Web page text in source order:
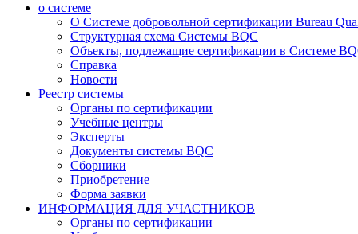
о системе
О Системе добровольной сертификации Bureau
Структурная схема Системы BQC
Объекты, подлежащие сертификации в Системе
Справка
Новости
Реестр системы
Органы по сертификации
Учебные центры
Эксперты
Документы системы BQC
Сборники
Приобретение
Форма заявки
ИНФОРМАЦИЯ ДЛЯ УЧАСТНИКОВ
Органы по сертификации